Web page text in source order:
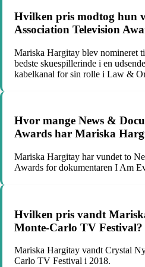
Hvilken pris modtog hun
Association Television
Mariska Hargitay blev nomineret
bedste skuespillerinde i en
kabelkanal for sin rolle i Law &
Hvor mange News &
Awards har Mariska
Mariska Hargitay har vundet to
Awards for dokumentaren I Am
Hvilken pris vandt
Monte-Carlo TV Festival?
Mariska Hargitay vandt Crystal
Carlo TV Festival i 2018.